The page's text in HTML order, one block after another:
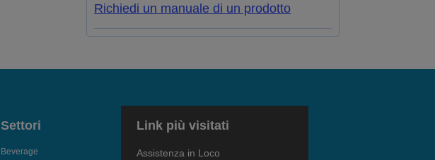
Richiedi un manuale di un prodotto
Settori
Beverage
Link più visitati
Assistenza in Loco